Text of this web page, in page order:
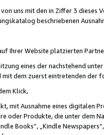
von uns mit den in Ziffer 3
beschriebenen
Ihrer Website platzierten
eines der nachstehend
dem zuerst eintretenden der
Klick,
mit Ausnahme eines digitalen
oder Produkte, die unter dem
Books“, „Kindle